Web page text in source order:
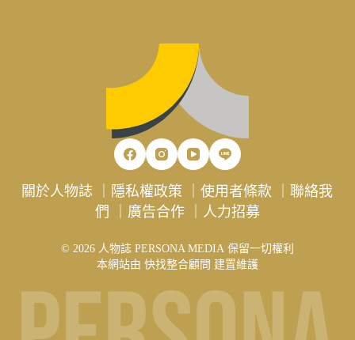
關於人物誌 隱私權政策 ｜使用者條款 ｜聯絡我
們
廣告合作｜ 人力招募
© 2026 人物誌 PERSONA MEDIA 保留一切權利
本網站由 快找整合顧問 建置維護